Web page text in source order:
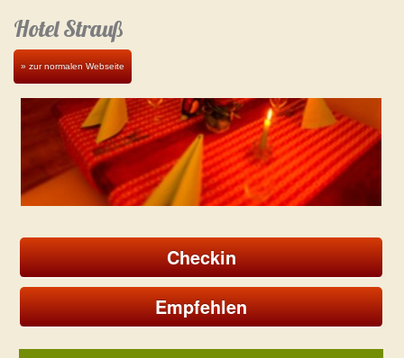
Hotel Strauß
» zur normalen Webseite
Checkin
Empfehlen